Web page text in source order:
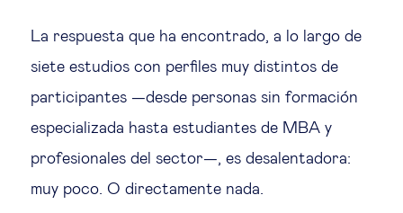
La respuesta que ha encontrado, a lo largo de
siete estudios con perfiles muy distintos de
participantes —desde personas sin formación
especializada hasta estudiantes de MBA y
profesionales del sector—, es desalentadora:
muy poco. O directamente nada.